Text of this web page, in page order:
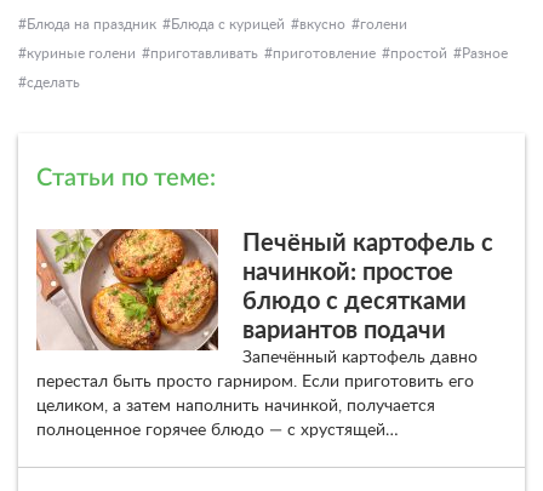
Блюда на праздник Блюда с курицей вкусно
голени
куриные голени
приготавливать приготовление простой
Разное
сделать
Статьи по теме:
Печёный картофель с
начинкой: простое
блюдо с десятками
вариантов подачи
Запечённый картофель давно
перестал быть просто гарниром. Если приготовить его
целиком, а затем наполнить начинкой, получается
полноценное горячее блюдо — с хрустящей…